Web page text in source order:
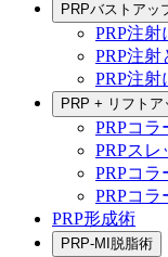
PRPバストアッ
PRP注
PRP注
PRP注
PRP + リフトア
PRPコラ
PRPスレ
PRPコラ
PRPコ
PRP形成術
PRP-MI脱脂術